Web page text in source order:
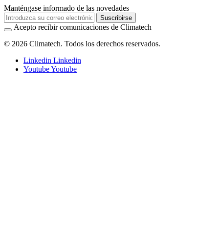
Manténgase informado de las novedades
Suscribirse
Acepto recibir comunicaciones de Climatech
© 2026 Climatech. Todos los derechos reservados.
Linkedin Linkedin
YoutubeYoutube